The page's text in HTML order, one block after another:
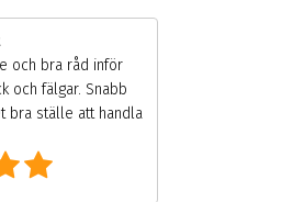
och bra råd inför
och fälgar. Snabb
bra ställe att handla